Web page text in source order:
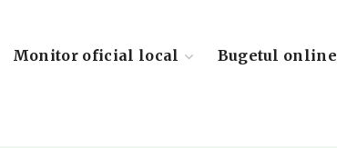
Monitor oficial local Bugetul online